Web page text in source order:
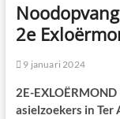
2e
9 januari 2024
2E-
asielzoekers in Ter